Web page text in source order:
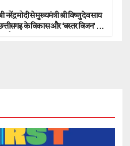
नरेंद्र मोदी से मुख्यमंत्री श्री विष्णु देव साय
के विकास और ‘बस्तर विजन’ पर